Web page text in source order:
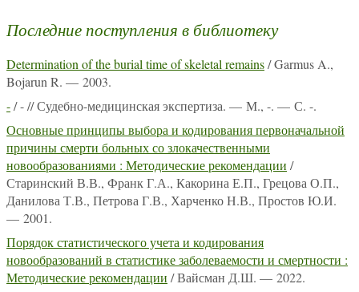
Последние поступления в библиотеку
Determination of the burial time of skeletal remains/ Garmus A.,
Bojarun R. — 2003.
-/ - // Судебно-медицинская экспертиза. — М., -. — С. -.
Основные принципы выбора и кодирования первоначальной
причины смерти больных со злокачественными
новообразованиями : Методические рекомендации /
Старинский В.В., Франк Г.А., Какорина Е.П., Грецова О.П.,
Данилова Т.В., Петрова Г.В., Харченко Н.В., Простов Ю.И.
— 2001.
Порядок статистического учета и кодирования
новообразований в статистике заболеваемости и смертности :
Методические рекомендации / Вайсман Д.Ш. — 2022.